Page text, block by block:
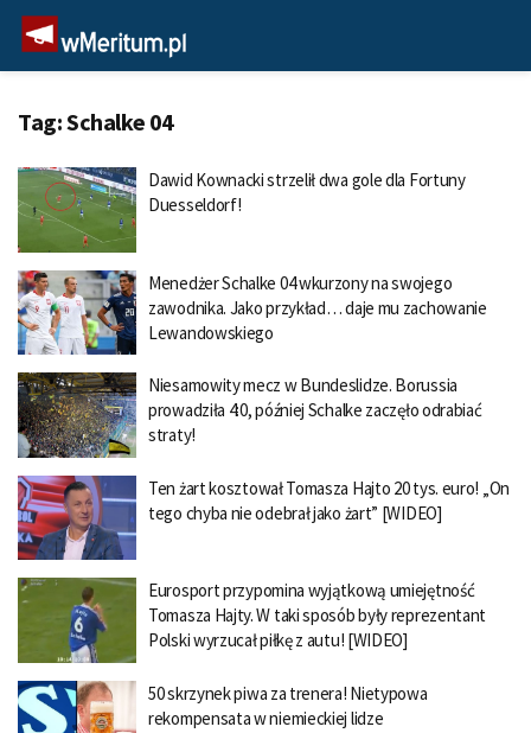
Tag:Schalke 04
Dawid Kownacki strzelił dwa gole dla Fortuny
Duesseldorf!
Menedżer Schalke 04 wkurzony na swojego
zawodnika. Jako przykład… daje mu zachowanie
Lewandowskiego
Niesamowity mecz w Bundeslidze. Borussia
prowadziła 4:0, później Schalke zaczęło odrabiać
straty!
Ten żart kosztował Tomasza Hajto 20 tys. euro! „On
tego chyba nie odebrał jako żart” [WIDEO]
Eurosport przypomina wyjątkową umiejętność
Tomasza Hajty. W taki sposób były reprezentant
Polski wyrzucał piłkę z autu! [WIDEO]
50 skrzynek piwa za trenera! Nietypowa
rekompensata w niemieckiej lidze